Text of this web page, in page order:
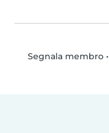
Segnala membro•